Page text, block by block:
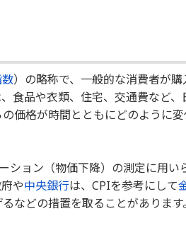
）の略称で、一般的な消費者が
食品や衣類、住宅、交通費など
価格が時間とともにどのように
ーション（物価下降）の測定に用い
や中央銀行は、CPIを参考にして
などの措置を取ることがあります。